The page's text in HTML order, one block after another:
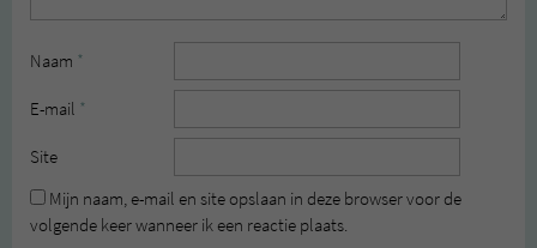
Naam *
E-mail *
Site
Mijn naam, e-mail en site opslaan in deze browser voor de
volgende keer wanneer ik een reactie plaats.